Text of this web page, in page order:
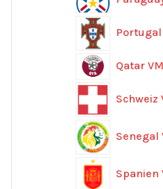
Qatar
Schweiz
Senegal
Spanien